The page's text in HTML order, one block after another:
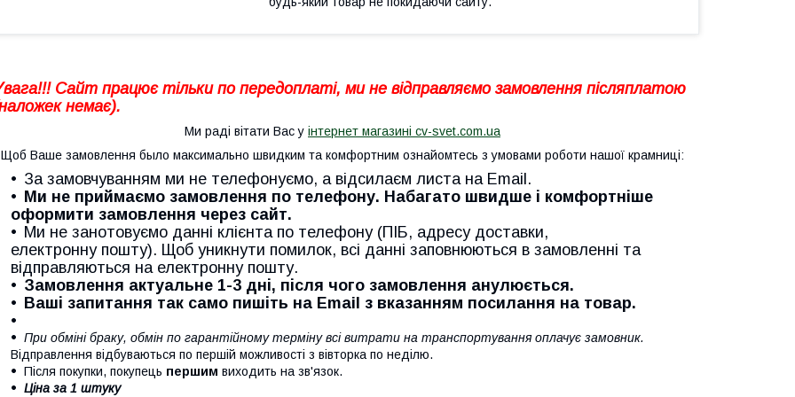
Сайт працює тільки по передоплаті, ми не відправляємо замовлення післяплатою
немає).
Ми раді вітати Вас у інтернет магазині cv-svet.com.ua
Щоб Ваше замовлення было максимально швидким та комфортним ознайомтесь з умовами роботи нашої крамниці:
За замовчуванням ми не телефонуємо, а відсилаєм листа на Email.
Ми не приймаємо замовлення по телефону. Набагато швидше і комфортніше
оформити замовлення через сайт.
Ми не занотовуємо данні клієнта по телефону (ПІБ, адресу доставки,
електронну пошту). Щоб уникнути помилок, всі данні заповнюються в замовленні та
відправляються на електронну пошту.
Замовлення актуальне 1-3 дні, після чого замовлення анулюється.
Ваші запитання так само пишіть на Email з вказанням посилання на товар.
При обміні браку, обмін по гарантійному терміну всі витрати на транспортування оплачує замовник.
Відправлення відбуваються по першій можливості з вівторка по неділю.
Після покупки, покупець першим виходить на зв'язок.
Ціна за 1 штуку